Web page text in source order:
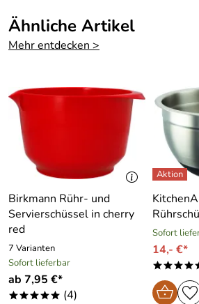
Ähnliche Artikel
Mehr entdecken >
Birkmann Rühr- und
Servierschüssel in cherry
red
7 Varianten
Sofort lieferbar
ab 7,95 €*
***** (4)
Sofort
14,- €*